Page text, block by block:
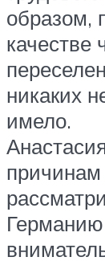
образом,
качестве
никаких
имело.